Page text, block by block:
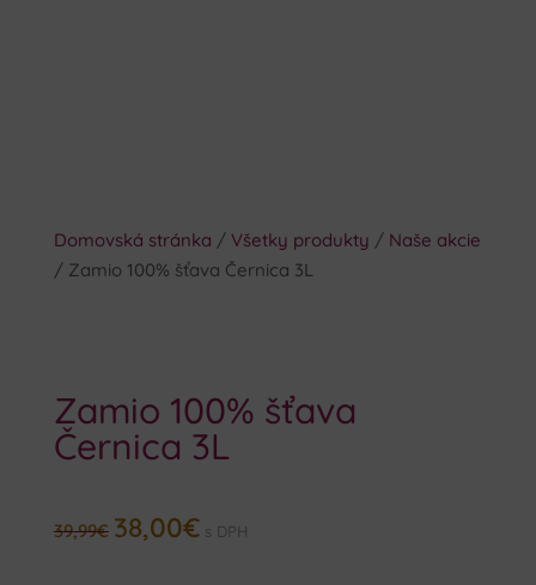
Domovská stránka / Všetky produkty / Naše akcie
/ Zamio 100% šťava Černica 3L
Zamio 100% šťava
Černica 3L
39,99€ Pôvodná
38,00€Aktuálna
s DPH